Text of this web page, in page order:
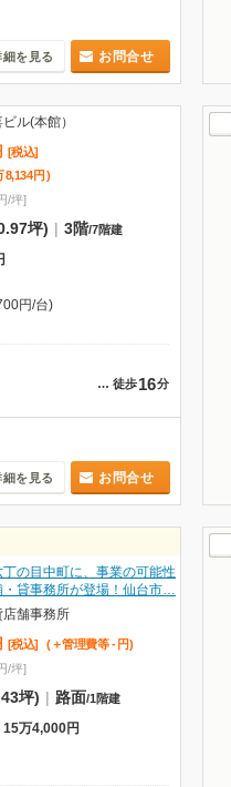
を見る お問合せ
ル(本館）
[税込]
8,134 円 )
/坪]
坪) | 3階/7階建
円/台)
… 徒歩16分
を見る お問合せ
の目中町に、事業の可能性
・貸事務所が登場！仙台市…
舗事務所
[税込] (＋管理費等 - 円)
/坪]
坪) | 路面/1階建
15万4,000円